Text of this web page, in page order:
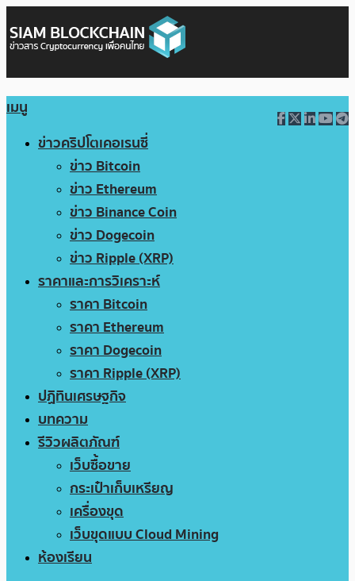
เมนู
ข่าวคริปโตเคอเรนซี่
ข่าว Bitcoin
ข่าว Ethereum
ข่าว Binance Coin
ข่าว Dogecoin
ข่าว Ripple (XRP)
ราคาและการวิเคราะห์
ราคา Bitcoin
ราคา Ethereum
ราคา Dogecoin
ราคา Ripple (XRP)
ปฏิทินเศรษฐกิจ
บทความ
รีวิวผลิตภัณฑ์
เว็บซื้อขาย
กระเป๋าเก็บเหรียญ
เครื่องขุด
เว็บขุดแบบ Cloud Mining
ห้องเรียน